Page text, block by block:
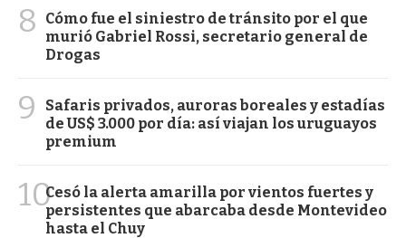
8
Cómo fue el siniestro de tránsito por el que
murió Gabriel Rossi, secretario general de
Drogas
9
Safaris privados, auroras boreales y estadías
de US$ 3.000 por día: así viajan los uruguayos
premium
10Cesó la alerta amarilla por vientos fuertes y
persistentes que abarcaba desde Montevideo
hasta el Chuy